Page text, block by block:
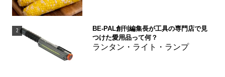
2
BE-PAL創刊編集長が工具の専門店で見
つけた愛用品って何？
ランタン・ライト・ランプ